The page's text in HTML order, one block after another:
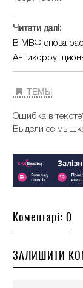
Читати далі:
В МВФ снова
ТЕМЫ
Ошибка в
Выдели ее
Коментарі: 0
ЗАЛИШИТИ